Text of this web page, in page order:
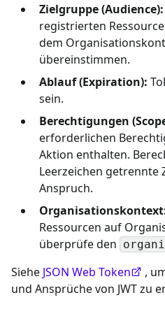
Zielgruppe (Audience):
registrierten
dem
übereinstimmen.
Ablauf (Expiration):
sein.
Berechtigungen
erforderlichen
Aktion enthalten.
Leerzeichen getrennte
Anspruch.
Ressourcen auf
überprüfe den
Siehe JSON Web Token
,
und Ansprüche von JWT zu